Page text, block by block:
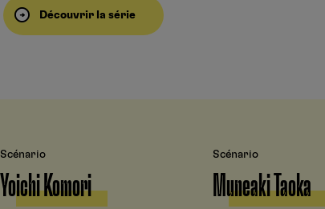
Découvrir la série
Scénario
Yoichi Komori
Scénario
Muneaki Taoka